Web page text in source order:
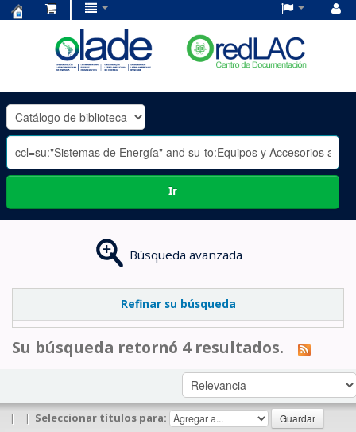
OLADE
-
Ir
Búsqueda avanzada
Refinar su búsqueda
Su búsqueda retornó 4 resultados.
| | Seleccionar títulos para: